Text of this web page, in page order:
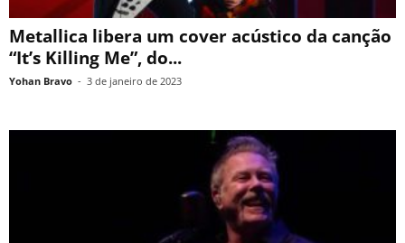
Metallica libera um cover acústico da canção
“It’s Killing Me”, do...
Yohan Bravo - 3 de janeiro de 2023